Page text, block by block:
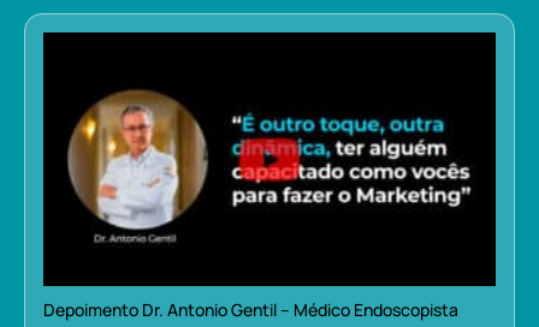
Depoimento Dr. Antonio Gentil – Médico Endoscopista